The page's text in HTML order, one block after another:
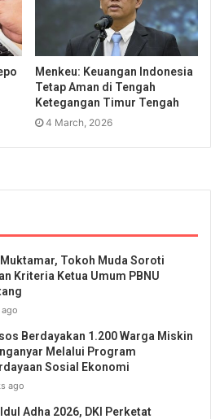
Menkeu: Keuangan Indonesia
Tetap Aman di Tengah
Ketegangan Timur Tengah
4 March, 2026
Tokoh Muda Soroti
Kriteria Ketua Umum PBNU
Berdayakan 1.200 Warga Miskin
Melalui Program
Sosial Ekonomi
ago
Adha 2026, DKI Perketat